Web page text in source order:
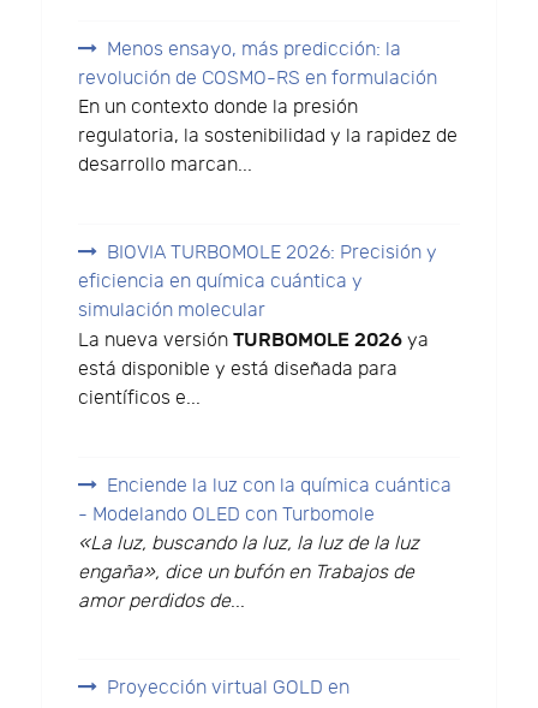
Menos ensayo, más predicción: la
revolución de COSMO-RS en formulación
En un contexto donde la presión
regulatoria, la sostenibilidad y la rapidez de
desarrollo marcan...
BIOVIA TURBOMOLE 2026: Precisión y
eficiencia en química cuántica y
simulación molecular
La nueva versiónTURBOMOLE 2026 ya
está disponible y está diseñada para
científicos e...
Enciende la luz con la química cuántica
- Modelando OLED con Turbomole
«La luz, buscando la luz, la luz de la luz
engaña», dice un bufón en Trabajos de
amor perdidos de...
Proyección virtual GOLD en